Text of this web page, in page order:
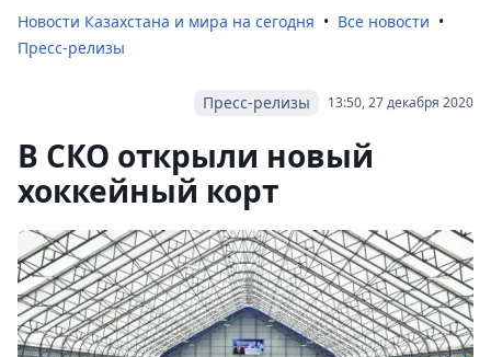
Новости Казахстана и мира на сегодня
Все новости
Пресс-релизы
13:50, 27 декабря 2020
Пресс-релизы
В СКО открыли новый
хоккейный корт